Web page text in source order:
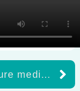
pro3dure medical ist auf der EXPODENTAL in Madrid vom 11.03.-13.03.2026